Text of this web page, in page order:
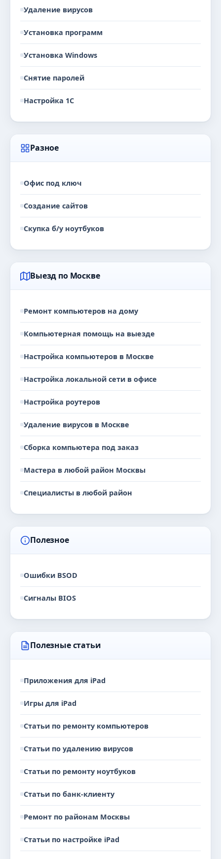
Удаление вирусов
Установка программ
Установка Windows
Снятие паролей
Настройка 1С
Разное
Офис под ключ
Создание сайтов
Скупка б/у ноутбуков
Выезд по Москве
Ремонт компьютеров на дому
Компьютерная помощь на выезде
Настройка компьютеров в Москве
Настройка локальной сети в офисе
Настройка роутеров
Удаление вирусов в Москве
Сборка компьютера под заказ
Мастера в любой район Москвы
Специалисты в любой район
Полезное
Ошибки BSOD
Сигналы BIOS
Полезные статьи
Приложения для iPad
Игры для iPad
Статьи по ремонту компьютеров
Статьи по удалению вирусов
Статьи по ремонту ноутбуков
Статьи по банк-клиенту
Ремонт по районам Москвы
Статьи по настройке iPad